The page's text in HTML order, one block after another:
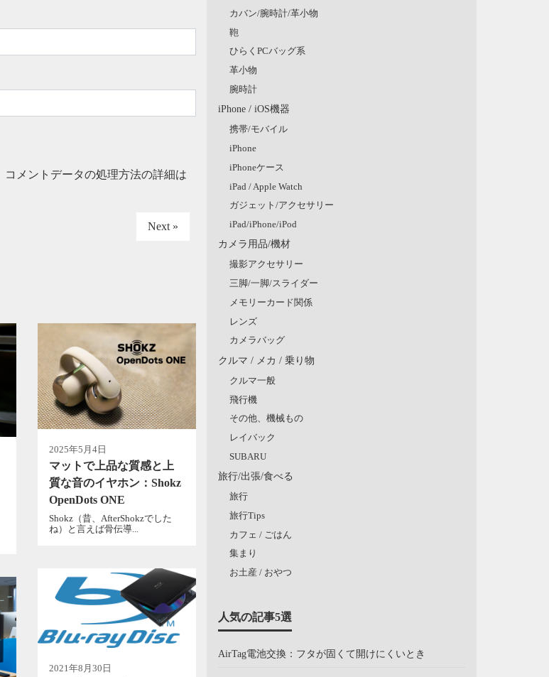
コメントデータの処理方法の詳細は
Next »
2025年5月4日
マットで上品な質感と上
質な音のイヤホン：Shokz
OpenDots ONE
Shokz（昔、AfterShokzでした
ね）と言えば骨伝導...
2021年8月30日
カバン/腕時計/革小物
鞄
ひらくPCバッグ系
革小物
腕時計
iPhone / iOS機器
携帯/モバイル
iPhone
iPhoneケース
iPad / Apple Watch
ガジェット/アクセサリー
iPad/iPhone/iPod
カメラ用品/機材
撮影アクセサリー
三脚/一脚/スライダー
メモリーカード関係
レンズ
カメラバッグ
クルマ / メカ / 乗り物
クルマ一般
飛行機
その他、機械もの
レイバック
SUBARU
旅行/出張/食べる
旅行
旅行Tips
カフェ / ごはん
集まり
お土産 / おやつ
人気の記事5選
AirTag電池交換：フタが固くて開けにくいとき